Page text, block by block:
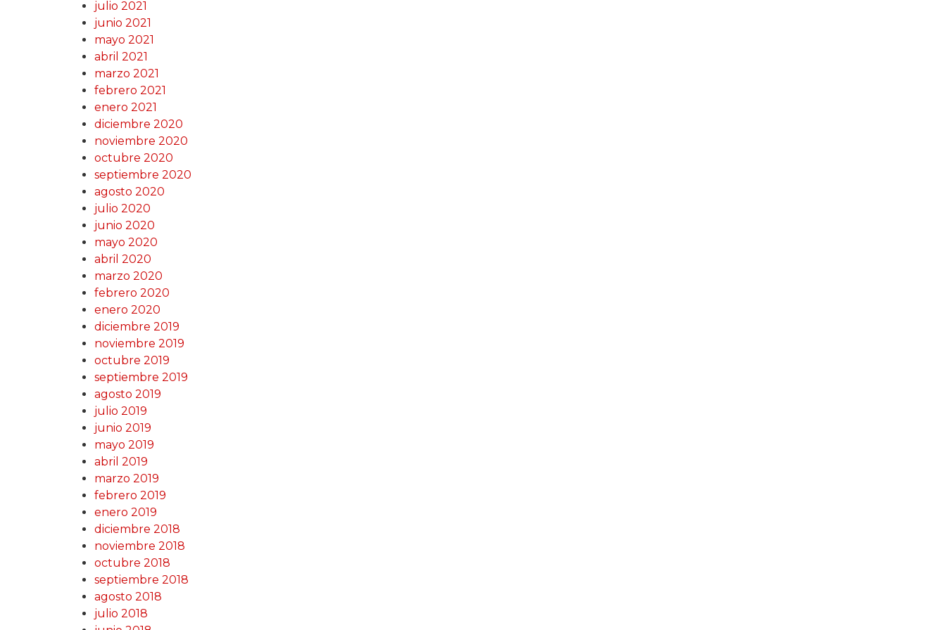
julio 2021
junio 2021
mayo 2021
abril 2021
marzo 2021
febrero 2021
enero 2021
diciembre 2020
noviembre 2020
octubre 2020
septiembre 2020
agosto 2020
julio 2020
junio 2020
mayo 2020
abril 2020
marzo 2020
febrero 2020
enero 2020
diciembre 2019
noviembre 2019
octubre 2019
septiembre 2019
agosto 2019
julio 2019
junio 2019
mayo 2019
abril 2019
marzo 2019
febrero 2019
enero 2019
diciembre 2018
noviembre 2018
octubre 2018
septiembre 2018
agosto 2018
julio 2018